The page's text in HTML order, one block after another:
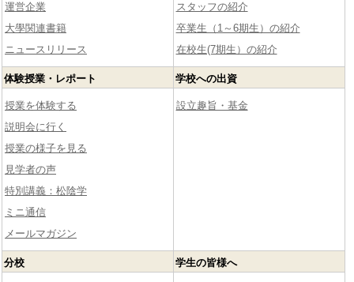
運営企業
大學関連書籍
ニュースリリース
スタッフの紹介
卒業生（1～6期生）の紹介
在校生(7期生）の紹介
体験授業・レポート
授業を体験する
説明会に行く
授業の様子を見る
見学者の声
特別講義：松陰学
ミニ通信
メールマガジン
学校への出資
設立趣旨・基金
分校 学生の皆様へ